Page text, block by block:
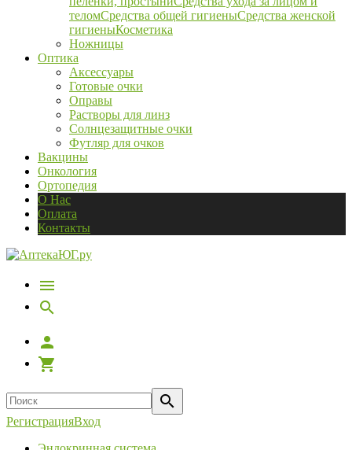
теломСредства общей гигиеныСредства женской
гигиеныКосметика
Ножницы
Оптика
Аксессуары
Готовые очки
Оправы
Растворы для линз
Солнцезащитные очки
Футляр для очков
Вакцины
Онкология
Ортопедия
О Нас
Оплата
Контакты
РегистрацияВход